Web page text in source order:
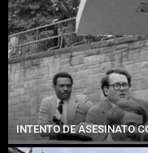
INTENTO DE ASESINATO